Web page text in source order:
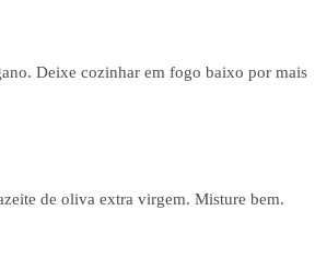
Deixe cozinhar em fogo baixo por mais
de oliva extra virgem. Misture bem.